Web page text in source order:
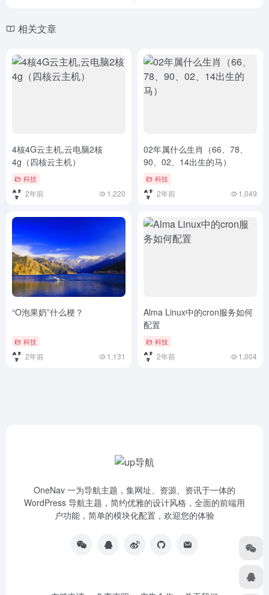
相关文章
4核4G云主机,云电脑2核
4g（四核云主机）
科技
2年前 1,220
02年属什么生肖（66、78、
90、02、14出生的马）
科技
2年前 1,049
“O泡果奶”什么梗？
科技
2年前 1,131
Alma Linux中的cron服务如何
配置
科技
2年前 1,004
OneNav 一为导航主题，集网址、资源、资讯于一体的
WordPress 导航主题，简约优雅的设计风格，全面的前端用
户功能，简单的模块化配置，欢迎您的体验